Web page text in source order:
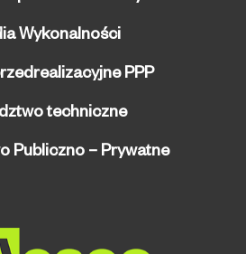
Wykonalności
PPP
techniczne
Publiczno – Prywatne